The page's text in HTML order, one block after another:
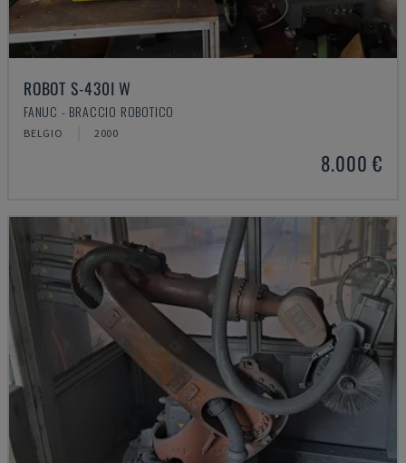
ROBOT S-430I W
FANUC - BRACCIO ROBOTICO
BELGIO 2000
8.000 €